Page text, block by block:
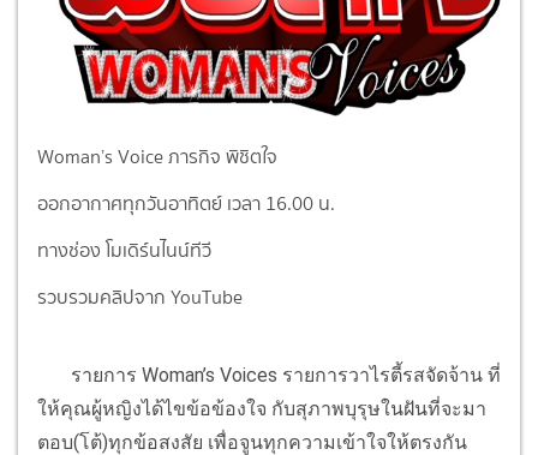
Woman’s Voice ภารกิจ พิชิตใจ
ออกอากาศทุกวันอาทิตย์ เวลา 16.00 น.
ทางช่อง โมเดิร์นไนน์ทีวี
รวบรวมคลิปจาก YouTube
รายการ Woman’s Voices รายการวาไรตี้รสจัดจ้าน ที่
ให้คุณผู้หญิงได้ไขข้อข้องใจ กับสุภาพบุรุษในฝันที่จะมา
ตอบ(โต้)ทุกข้อสงสัย เพื่อจูนทุกความเข้าใจให้ตรงกัน